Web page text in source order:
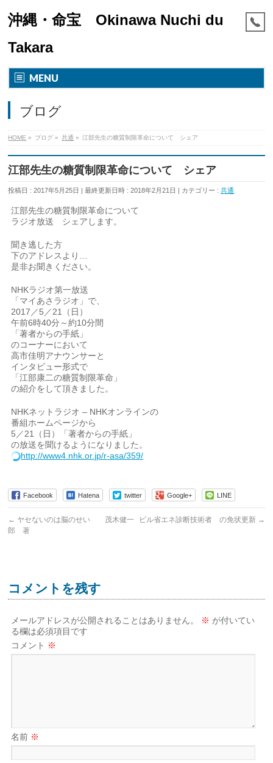
沖縄・命宝 Okinawa Nuchi du
Takara
MENU
ブログ
HOME » ブログ » 共通 » 江部先生の糖質制限革命について シェア
江部先生の糖質制限革命について シェア
投稿日 : 2017年5月25日 最終更新日時 : 2018年2月21日 カテゴリー :共通
江部先生の糖質制限革命について
ラジオ放送 シェアします。
聞き逃した方
下のアドレスより
是非お聞きください。
NHKラジオ第一放送
「マイあさラジオ」で、
2017／5／21（日）
午前6時40分～約10分間
「著者からの手紙」
のコーナーにおいて
高市佳明アナウンサーと
インタビュー形式で
「江部康二の糖質制限革命」
の紹介をして頂きました。
NHKネットラジオ – NHKオンラインの
番組ホームページから
5／21（日）「著者からの手紙」
の放送を聞けるようになりました。
http://www4.nhk.or.jp/r-asa/359/
Facebook Hatena twitter Google+ LINE
← ヤセないのは脳のせい 茂木健一
郎 著
ビル省エネ診断技術者 の免状更新 →
コメントを残す
メールアドレスが公開されることはありません。 ※ が付いてい
る欄は必須項目です
コメント ※
名前 ※